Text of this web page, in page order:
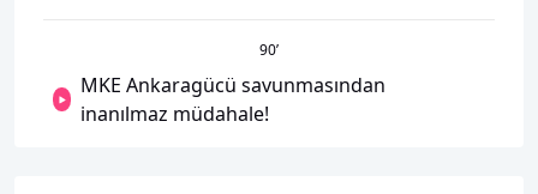
90’
MKE Ankaragücü savunmasından
inanılmaz müdahale!